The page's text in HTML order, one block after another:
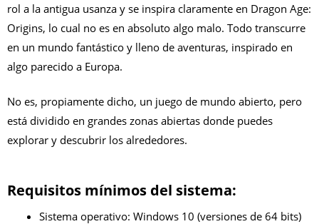
rol a la antigua usanza y se inspira claramente en Dragon Age:
Origins, lo cual no es en absoluto algo malo. Todo transcurre
en un mundo fantástico y lleno de aventuras, inspirado en
algo parecido a Europa.
No es, propiamente dicho, un juego de mundo abierto, pero
está dividido en grandes zonas abiertas donde puedes
explorar y descubrir los alrededores.
Requisitos mínimos del sistema:
Sistema operativo: Windows 10 (versiones de 64 bits)